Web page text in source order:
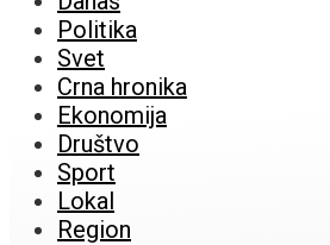
Politika
Svet
Crna hronika
Ekonomija
Društvo
Sport
Lokal
Region